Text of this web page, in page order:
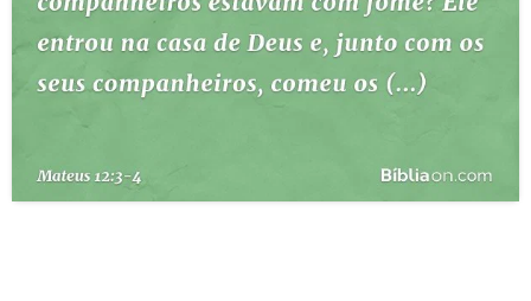
TERMO BÍBLICO
QUEM SOMOS